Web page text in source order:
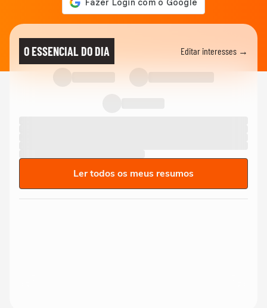
O ESSENCIAL DO DIA Editar interesses →
Ler todos os meus resumos